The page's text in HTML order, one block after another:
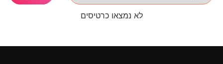
לא נמצאו כרטיסים